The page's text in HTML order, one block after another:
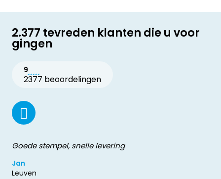
2.377 tevreden klanten die u voor
gingen
9
2377 beoordelingen
Goede stempel, snelle levering
Jan
Leuven